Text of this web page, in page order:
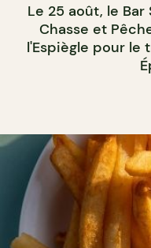
Le 25 août, le
Chasse et
l'Espiègle pour le